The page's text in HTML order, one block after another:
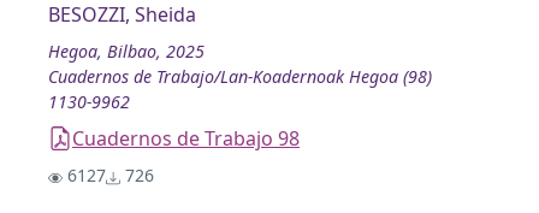
BESOZZI, Sheida
Hegoa, Bilbao, 2025
Cuadernos de Trabajo/Lan-Koadernoak Hegoa (98)
1130-9962
Cuadernos de Trabajo 98
6127 726